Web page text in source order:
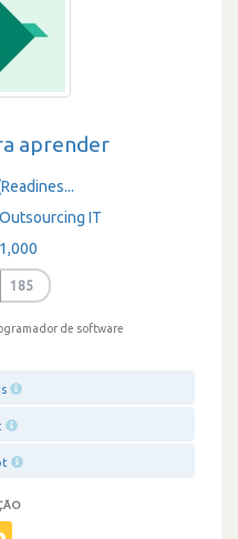
aprender
IT
185
de software